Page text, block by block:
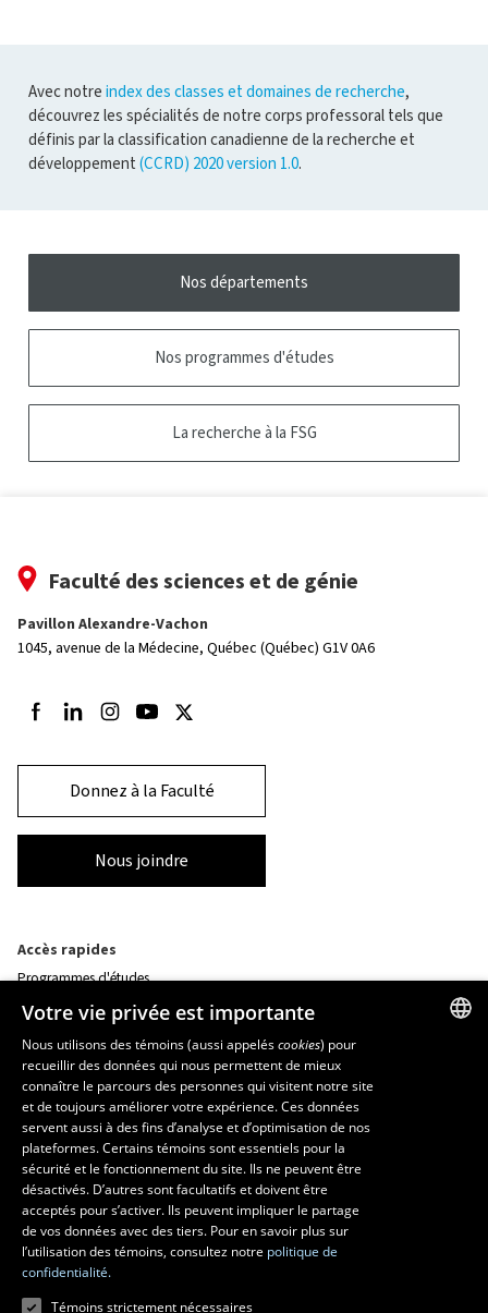
Avec notre index des classes et domaines de recherche,
découvrez les spécialités de notre corps professoral tels que
définis par la classification canadienne de la recherche et
développement (CCRD) 2020 version 1.0.
Nos départements
Nos programmes d'études
La recherche à la FSG
Faculté des sciences et de génie
Pavillon Alexandre-Vachon
1045, avenue de la Médecine, Québec (Québec) G1V 0A6
Suivez-nous sur Facebook
Suivez-nous sur LinkedIn
Suivez-nous sur Instagram
Suivez-nous sur Youtube
Suivez-nous sur Twitter
Donnez à la Faculté
Nous joindre
Accès rapides
Programmes d'études
Nos départements et école
Foire aux questions
Ressources
monPortail
MESURES D'URGENCE
Composer le418 656-5555
Votre vie privée est importante
Nous utilisons des témoins (aussi appeléscookies) pour
recueillir des données qui nous permettent de mieux
connaître le parcours des personnes qui visitent notre site
et de toujours améliorer votre expérience. Ces données
servent aussi à des fins d’analyse et d’optimisation de nos
plateformes. Certains témoins sont essentiels pour la
sécurité et le fonctionnement du site. Ils ne peuvent être
désactivés. D’autres sont facultatifs et doivent être
acceptés pour s’activer. Ils peuvent impliquer le partage
de vos données avec des tiers. Pour en savoir plus sur
l’utilisation des témoins, consultez notre politique de
confidentialité.
Témoins strictement nécessaires